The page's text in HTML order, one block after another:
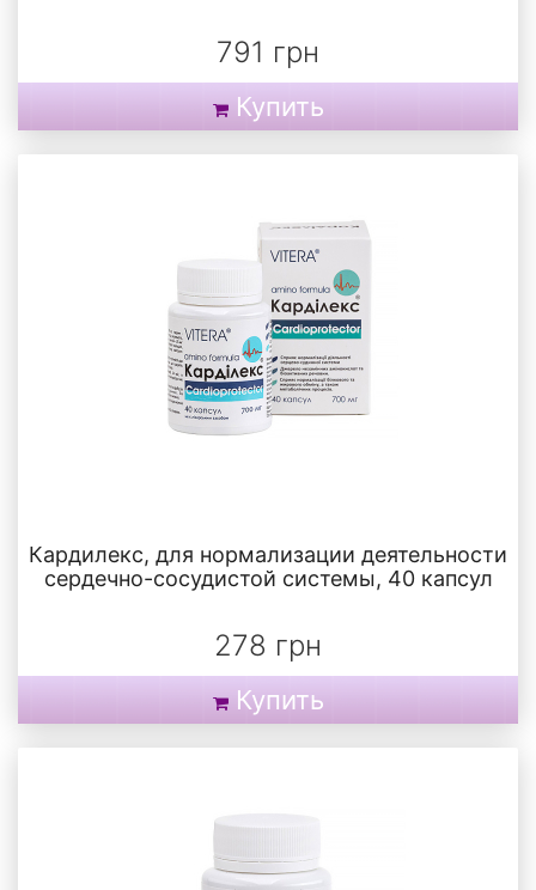
791 грн
Купить
Кардилекс, для нормализации деятельности
сердечно-сосудистой системы, 40 капсул
278 грн
Купить